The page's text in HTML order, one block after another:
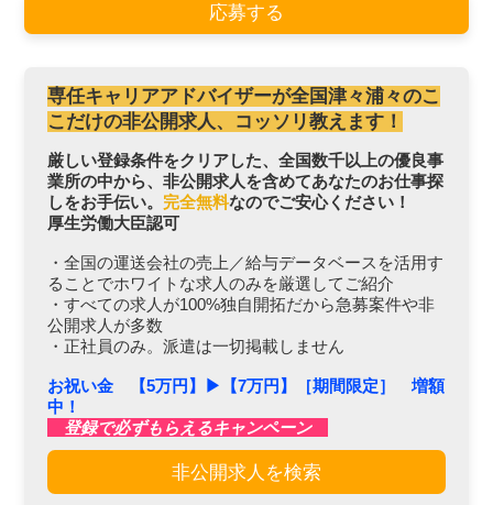
応募する
専任キャリアアドバイザーが全国津々浦々のこ
こだけの非公開求人、コッソリ教えます！
厳しい登録条件をクリアした、全国数千以上の優良事
業所の中から、非公開求人を含めてあなたのお仕事探
しをお手伝い。 完全無料なのでご安心ください！
厚生労働大臣認可
・全国の運送会社の売上／給与データベースを活用す
ることでホワイトな求人のみを厳選してご紹介
・すべての求人が100%独自開拓だから急募案件や非
公開求人が多数
・正社員のみ。派遣は一切掲載しません
お祝い金 【5万円】▶︎【7万円】［期間限定］ 増額
中！
登録で必ずもらえるキャンペーン
非公開求人を検索